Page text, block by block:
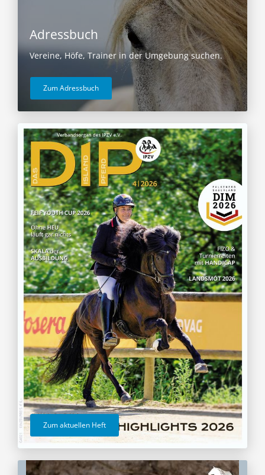
Adressbuch
Vereine, Höfe, Trainer in der Umgebung suchen.
Zum Adressbuch
Zum aktuellen Heft